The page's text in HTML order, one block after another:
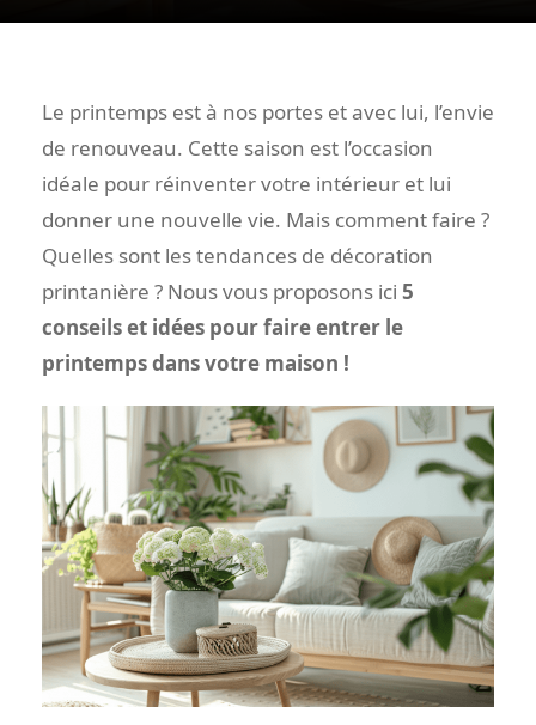
Le printemps est à nos portes et avec lui, l’envie
de renouveau. Cette saison est l’occasion
idéale pour réinventer votre intérieur et lui
donner une nouvelle vie. Mais comment faire ?
Quelles sont les tendances de décoration
printanière ? Nous vous proposons ici 5
conseils et idées pour faire entrer le
printemps dans votre maison !